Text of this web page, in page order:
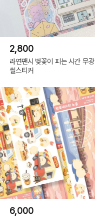
2,800
라연팬시 벚꽃이 피는 시간 무광
씰스티커
6,000